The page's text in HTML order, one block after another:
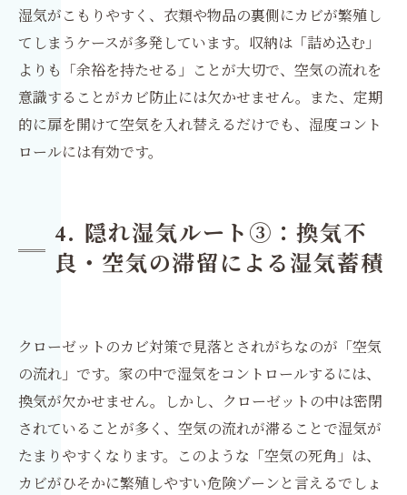
湿気がこもりやすく、衣類や物品の裏側にカビが繁殖し
てしまうケースが多発しています。収納は「詰め込む」
よりも「余裕を持たせる」ことが大切で、空気の流れを
意識することがカビ防止には欠かせません。また、定期
的に扉を開けて空気を入れ替えるだけでも、湿度コント
ロールには有効です。
4. 隠れ湿気ルート③：換気不
良・空気の滞留による湿気蓄積
クローゼットのカビ対策で見落とされがちなのが「空気
の流れ」です。家の中で湿気をコントロールするには、
換気が欠かせません。しかし、クローゼットの中は密閉
されていることが多く、空気の流れが滞ることで湿気が
たまりやすくなります。このような「空気の死角」は、
カビがひそかに繁殖しやすい危険ゾーンと言えるでしょ